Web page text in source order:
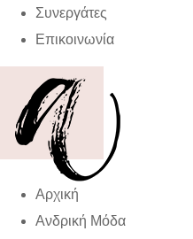
Συνεργάτες
Επικοινωνία
Αρχική
Ανδρική Μόδα